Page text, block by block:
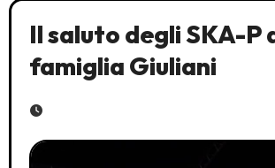
Il saluto degli SKA-P
famiglia Giuliani